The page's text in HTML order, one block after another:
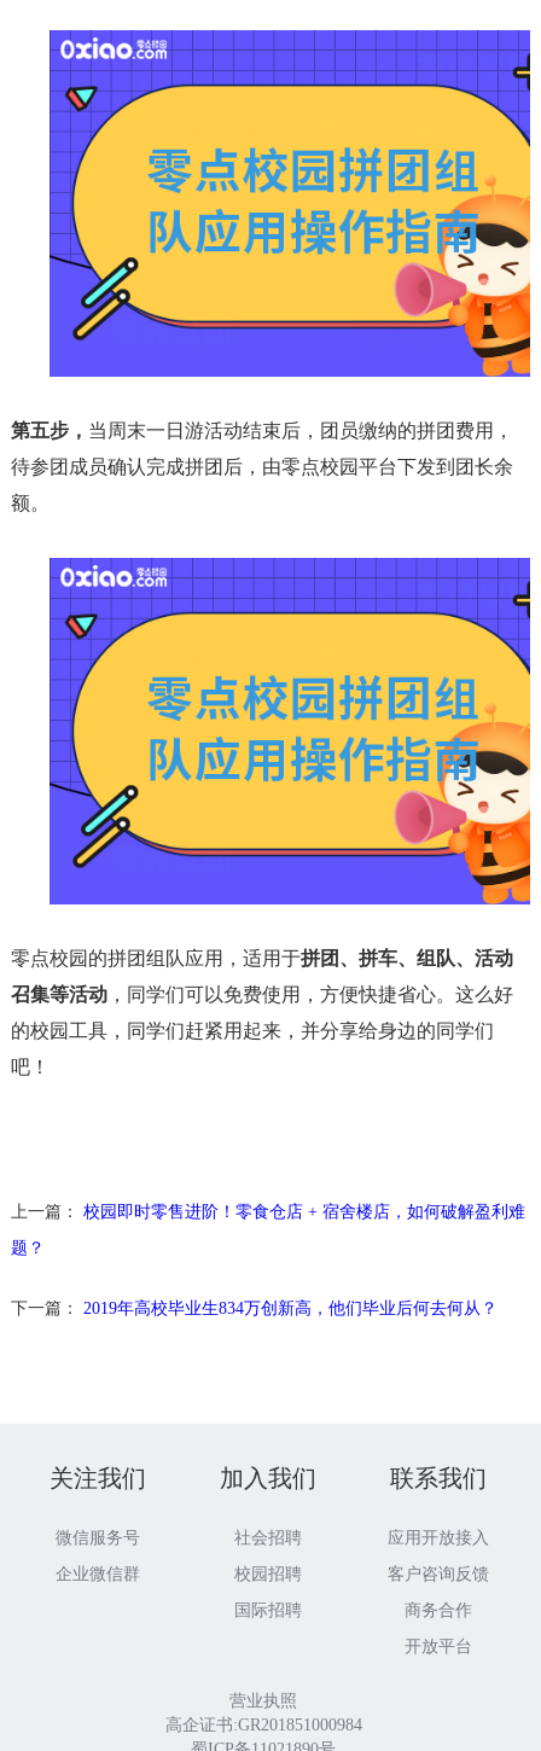
第五步， 当周末一日游活动结束后，团员缴纳的拼团费用，
待参团成员确认完成拼团后，由零点校园平台下发到团长余
额。
零点校园的拼团组队应用，适用于拼团、拼车、组队、活动
召集等活动，同学们可以免费使用，方便快捷省心。这么好
的校园工具，同学们赶紧用起来，并分享给身边的同学们
吧！
上一篇： 校园即时零售进阶！零食仓店 + 宿舍楼店，如何破解盈利难
题？
下一篇： 2019年高校毕业生834万创新高，他们毕业后何去何从？
关注我们
微信服务号
企业微信群
加入我们
社会招聘
校园招聘
国际招聘
联系我们
应用开放接入
客户咨询反馈
商务合作
开放平台
营业执照
高企证书:GR201851000984